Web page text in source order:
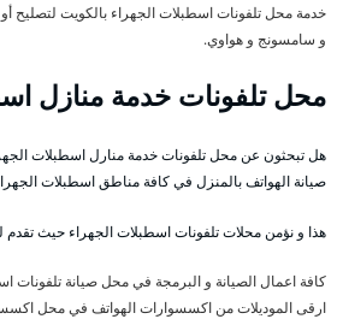
خدمة محل تلفونات اسطبلات الجهراء بالكويت لتصليح
و سامسونج و هواوي.
محل تلفونات خدمة منازل
هل تبحثون عن محل تلفونات خدمة منارل اسطبلات
صيانة الهواتف بالمنزل في كافة مناطق اسطبلات
هذا و نؤمن محلات تلفونات اسطبلات الجهراء حيث تقدم
كافة اعمال الصيانة و البرمجة في محل صيانة تلفونات
ارقى الموديلات من اكسسوارات الهواتف في محل